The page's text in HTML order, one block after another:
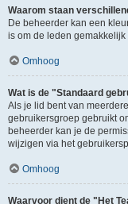
Waarom staan
De beheerder kan een
is om de leden
Omhoog
Wat is de "Standaard
Als je lid bent van
gebruikersgroep gebruikt
beheerder kan je de
wijzigen via het
Omhoog
Waarvoor dient de "Het